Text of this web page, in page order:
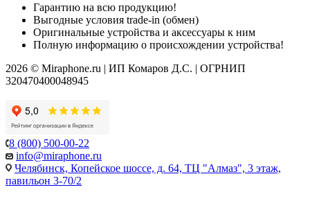
Гарантию на всю продукцию!
Выгодные условия trade-in (обмен)
Оригинальные устройства и аксессуары к ним
Полную информацию о происхождении устройства!
2026 © Miraphone.ru | ИП Комаров Д.С. | ОГРНИП
320470400048945
8 (800) 500-00-22
info@miraphone.ru
Челябинск, Копейское шоссе, д. 64, ТЦ "Алмаз", 3 этаж,
павильон 3-70/2